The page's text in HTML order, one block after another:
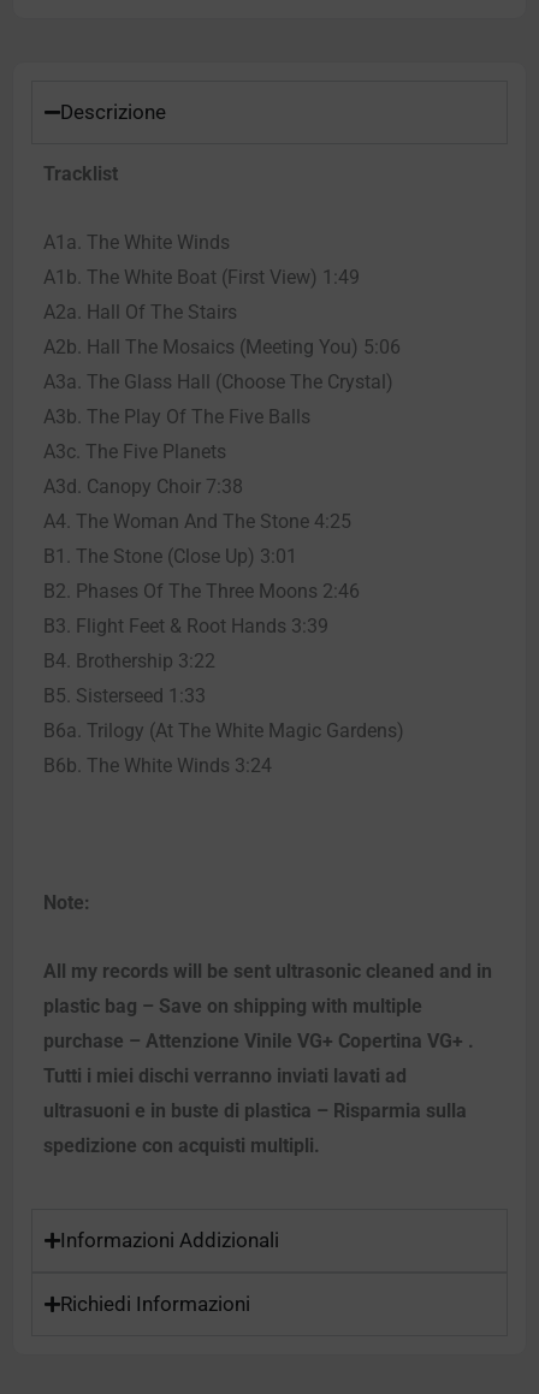
Descrizione
Tracklist
A1a. The White Winds
A1b. The White Boat (First View) 1:49
A2a. Hall Of The Stairs
A2b. Hall The Mosaics (Meeting You) 5:06
A3a. The Glass Hall (Choose The Crystal)
A3b. The Play Of The Five Balls
A3c. The Five Planets
A3d. Canopy Choir 7:38
A4. The Woman And The Stone 4:25
B1. The Stone (Close Up) 3:01
B2. Phases Of The Three Moons 2:46
B3. Flight Feet & Root Hands 3:39
B4. Brothership 3:22
B5. Sisterseed 1:33
B6a. Trilogy (At The White Magic Gardens)
B6b. The White Winds 3:24
Note:
All my records will be sent ultrasonic cleaned and in
plastic bag – Save on shipping with multiple
purchase – Attenzione Vinile VG+ Copertina VG+ .
Tutti i miei dischi verranno inviati lavati ad
ultrasuoni e in buste di plastica – Risparmia sulla
spedizione con acquisti multipli.
Informazioni Addizionali
Richiedi Informazioni